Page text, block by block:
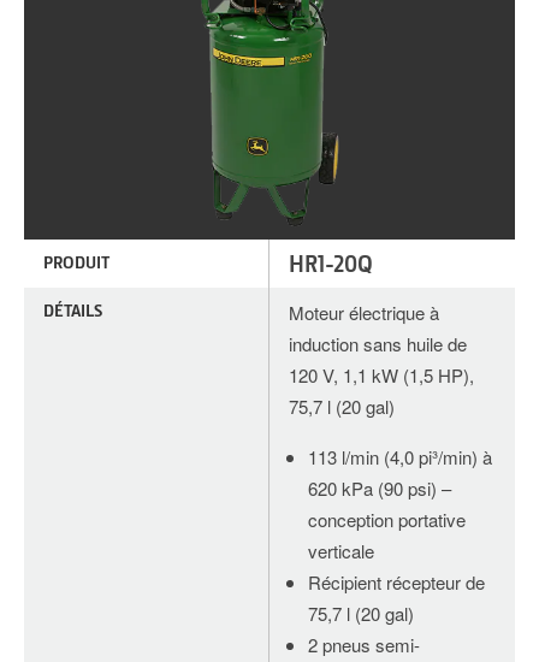
PRODUIT HR1-20Q
DÉTAILS
Moteur électrique à
induction sans huile de
120 V, 1,1 kW (1,5 HP),
75,7 l (20 gal)
113 l/min (4,0 pi³/min) à
620 kPa (90 psi) –
conception portative
verticale
Récipient récepteur de
75,7 l (20 gal)
2 pneus semi-